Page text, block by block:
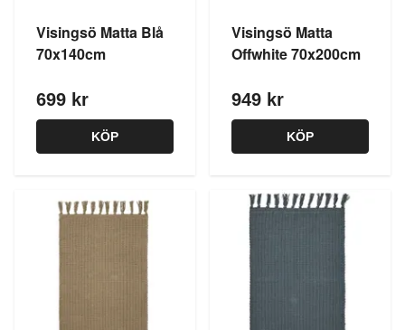
Visingsö Matta Blå
70x140cm
699 kr
KÖP
Visingsö Matta
Offwhite 70x200cm
949 kr
KÖP